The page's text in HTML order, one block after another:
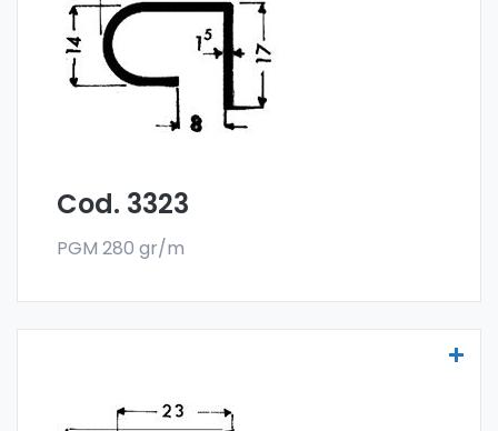
Cod. 3323
PGM 280 gr/m
Die Scheibenprofile aus Aluminium werden
aus der Sonder-Legierung 6060 gefertigt
und werden im Stangenformat verkauft. Die
Mindestabnahme beträgt 300 kg.